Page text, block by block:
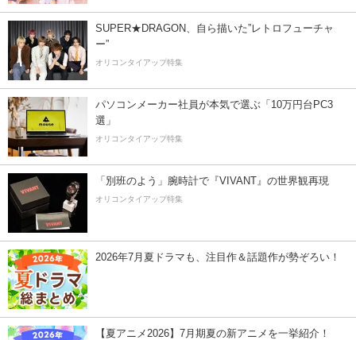
SUPER★DRAGON、自ら描いた”レトロフューチャ
ー”
オリコンタイアップ特集
パソコンメーカー社員が本気で選ぶ「10万円台PC3
選」
オリコンタイアップ特集
「別班のよう」腕時計で『VIVANT』の世界観再現
オリコンタイアップ特集
2026年7月夏ドラマも、注目作＆話題作が勢ぞろい！
【夏アニメ2026】7月期夏の新アニメを一挙紹介！